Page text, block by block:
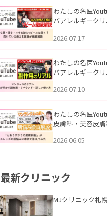
公開いたしまし
わたしの名医
バアレルギーク
跡にVビームは効
説」を公開いたし
2026.07.17
わたしの名医
バアレルギーク
医師が明かす副作
公開いたしました
2026.07.10
わたしの名医
皮膚科・美容皮
ッズの肌悩みに本
2026.06.05
最新クリニック
MJクリニック札